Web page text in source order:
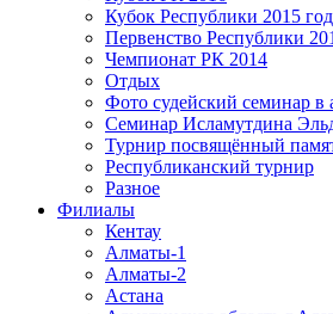
Кубок Республики 2015
Первенство Республики
Чемпионат РК 2014
Отдых
Фото судейский семинар
Семинар Исламутдина
Турнир посвящённый
Республиканский турнир
Разное
Филиалы
Кентау
Алматы-1
Алматы-2
Астана